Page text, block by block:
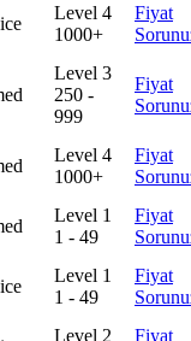
Level 4
1000+
Fiyat
Level 3
250 -
999
Fiyat
Level 4
1000+
Fiyat
Level 1
1 - 49
Fiyat
Level 1
1 - 49
Fiyat
Level 2 Fiyat